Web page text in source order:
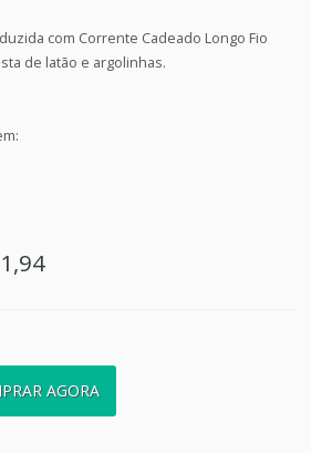
com Corrente Cadeado Longo Fio
de latão e argolinhas.
AGORA